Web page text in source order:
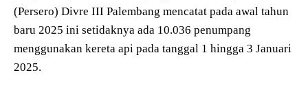
(Persero) Divre III Palembang mencatat pada awal tahun
baru 2025 ini setidaknya ada 10.036 penumpang
menggunakan kereta api pada tanggal 1 hingga 3 Januari
2025.